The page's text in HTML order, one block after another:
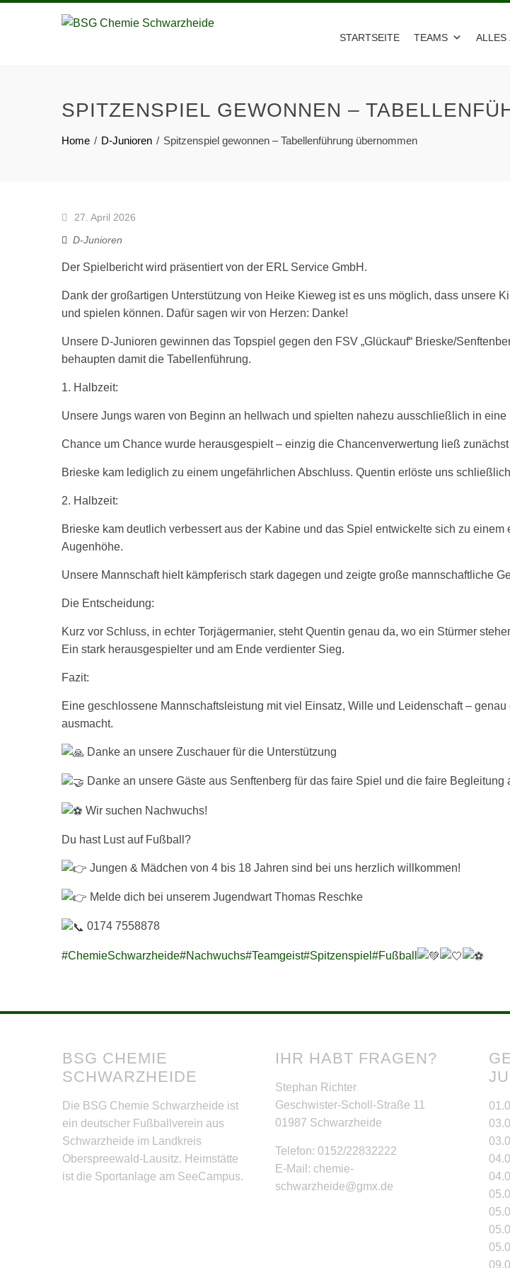
STARTSEITE TEAMS ALLES
SPITZENSPIEL GEWONNEN –
Home D-Junioren Spitzenspiel gewonnen – Tabellenführung übernommen
27. April 2026
D-Junioren
Der Spielbericht wird präsentiert von der ERL Service GmbH.
Dank der großartigen Unterstützung von Heike Kieweg ist es uns möglich, dass unsere
und spielen können. Dafür sagen wir von Herzen: Danke!
Unsere D-Junioren gewinnen das Topspiel gegen den FSV „Glückauf“ Brieske/
behaupten damit die Tabellenführung.
1. Halbzeit:
Unsere Jungs waren von Beginn an hellwach und spielten nahezu ausschließlich in eine
Chance um Chance wurde herausgespielt – einzig die Chancenverwertung ließ
Brieske kam lediglich zu einem ungefährlichen Abschluss. Quentin erlöste uns
2. Halbzeit:
Brieske kam deutlich verbessert aus der Kabine und das Spiel entwickelte sich zu einem
Augenhöhe.
Unsere Mannschaft hielt kämpferisch stark dagegen und zeigte große mannschaftliche
Die Entscheidung:
Kurz vor Schluss, in echter Torjägermanier, steht Quentin genau da, wo ein Stürmer
Ein stark herausgespielter und am Ende verdienter Sieg.
Fazit:
Eine geschlossene Mannschaftsleistung mit viel Einsatz, Wille und Leidenschaft – genau
ausmacht.
Danke an unsere Zuschauer für die Unterstützung
Danke an unsere Gäste aus Senftenberg für das faire Spiel und die faire Begleitung
Wir suchen Nachwuchs!
Du hast Lust auf Fußball?
Jungen & Mädchen von 4 bis 18 Jahren sind bei uns herzlich willkommen!
Melde dich bei unserem Jugendwart Thomas Reschke
0174 7558878
#ChemieSchwarzheide#Nachwuchs#Teamgeist#Spitzenspiel #Fußball
BSG CHEMIE
SCHWARZHEIDE
Die BSG Chemie Schwarzheide ist
ein deutscher Fußballverein aus
Schwarzheide im Landkreis
Oberspreewald-Lausitz. Heimstätte
ist die Sportanlage am SeeCampus.
IHR HABT FRAGEN?
Stephan Richter
Geschwister-Scholl-Straße 11
01987 Schwarzheide
Telefon: 0152/22832222
E-Mail: chemie-
schwarzheide@gmx.de